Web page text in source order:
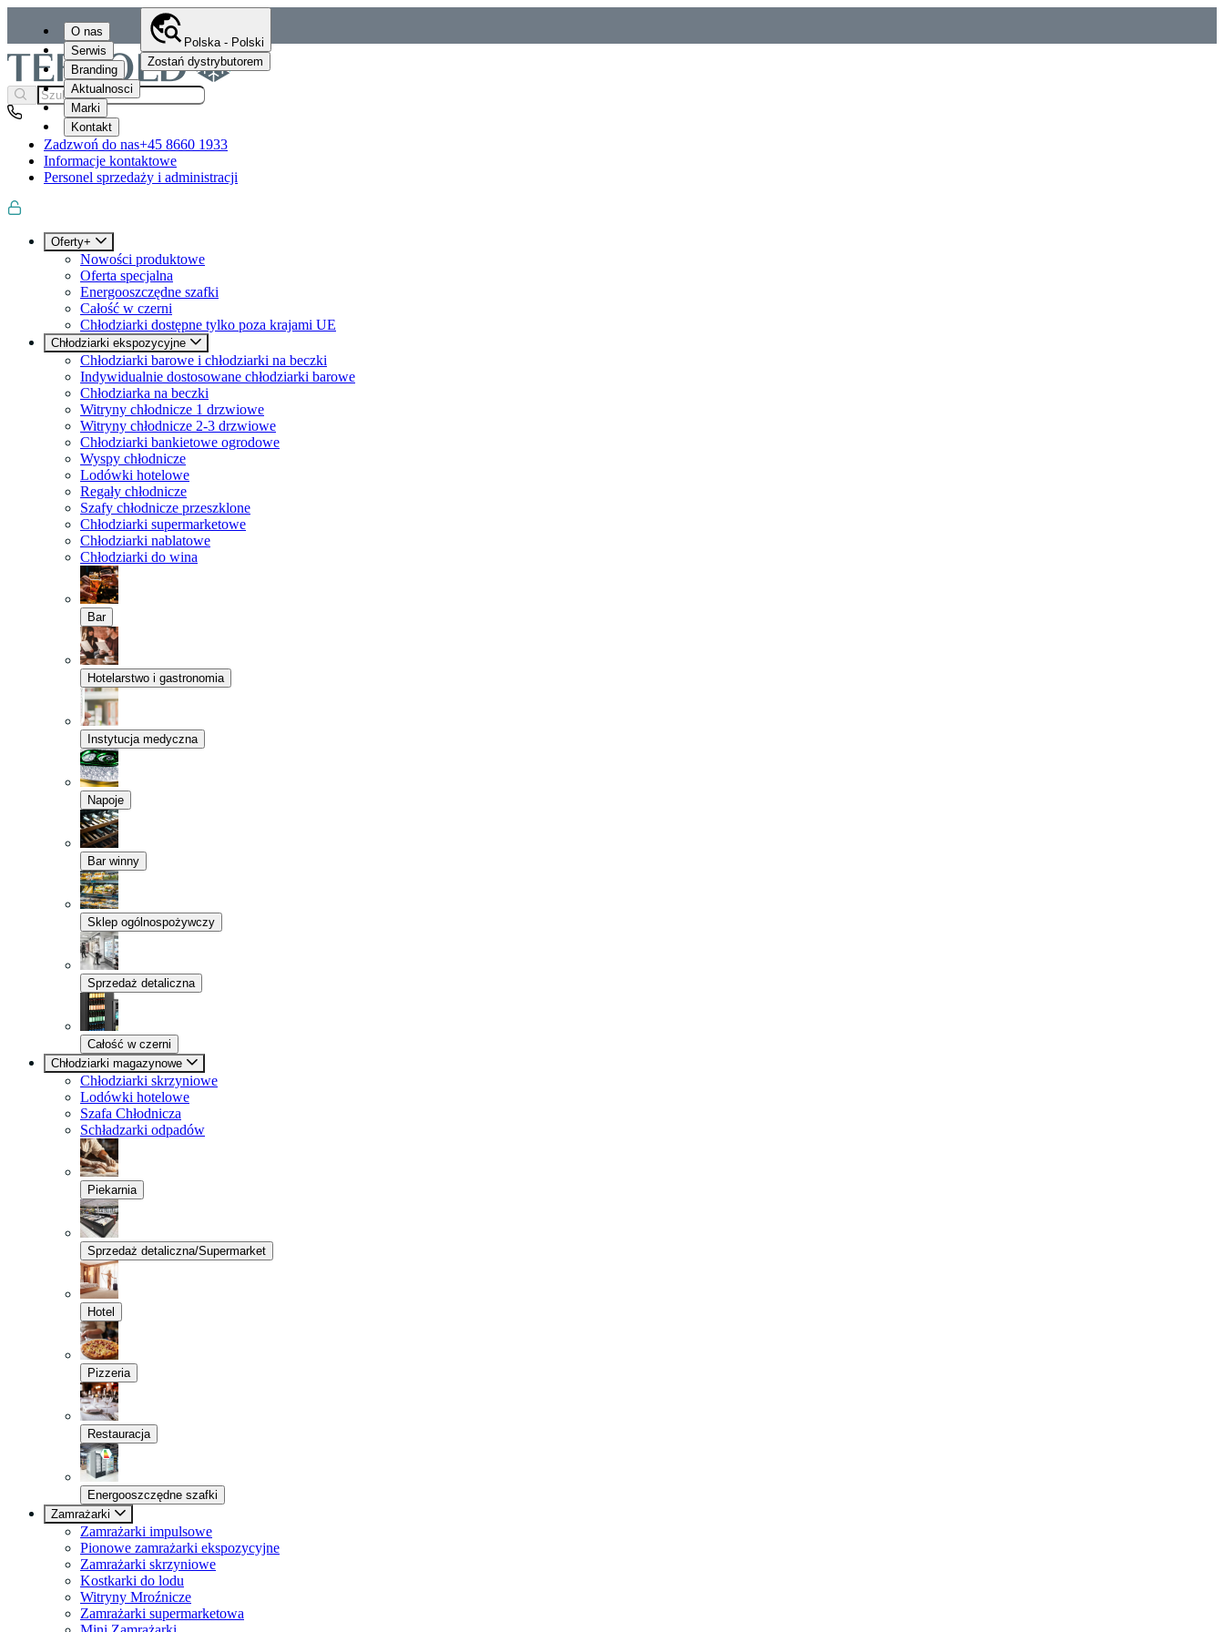
O nas
Serwis
Branding
Aktualnosci
Marki
Kontakt
Polska - Polski
Zostań dystrybutorem
Zadzwoń do nas+45 8660 1933
Informacje kontaktowe
Personel sprzedaży i administracji
Oferty+
Nowości produktowe
Oferta specjalna
Energooszczędne szafki
Całość w czerni
Chłodziarki dostępne tylko poza krajami UE
Chłodziarki ekspozycyjne
Chłodziarki barowe i chłodziarki na beczki
Indywidualnie dostosowane chłodziarki barowe
Chłodziarka na beczki
Witryny chłodnicze 1 drzwiowe
Witryny chłodnicze 2-3 drzwiowe
Chłodziarki bankietowe ogrodowe
Wyspy chłodnicze
Lodówki hotelowe
Regały chłodnicze
Szafy chłodnicze przeszklone
Chłodziarki supermarketowe
Chłodziarki nablatowe
Chłodziarki do wina
Bar
Hotelarstwo i gastronomia
Instytucja medyczna
Napoje
Bar winny
Sklep ogólnospożywczy
Sprzedaż detaliczna
Całość w czerni
Chłodziarki magazynowe
Chłodziarki skrzyniowe
Lodówki hotelowe
Szafa Chłodnicza
Schładzarki odpadów
Piekarnia
Sprzedaż detaliczna/Supermarket
Hotel
Pizzeria
Restauracja
Energooszczędne szafki
Zamrażarki
Zamrażarki impulsowe
Pionowe zamrażarki ekspozycyjne
Zamrażarki skrzyniowe
Kostkarki do lodu
Witryny Mroźnicze
Zamrażarki supermarketowa